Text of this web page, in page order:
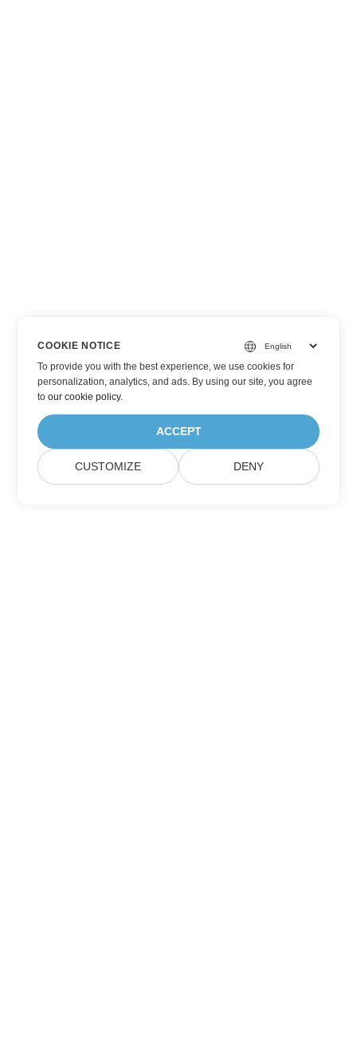
COOKIE NOTICE
To provide you with the best experience, we use cookies for
personalization, analytics, and ads. By using our site, you agree
toour cookie policy.
ACCEPT
CUSTOMIZE DENY